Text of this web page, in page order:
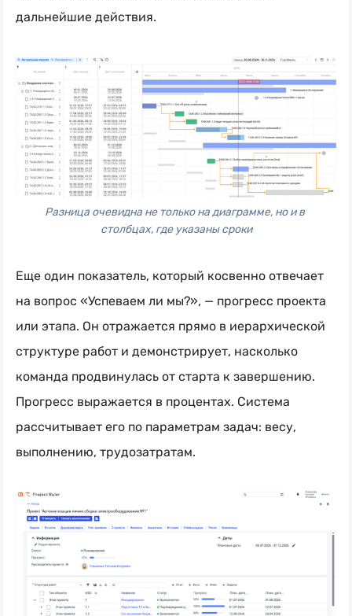
дальнейшие действия.
Разница очевидна не только на диаграмме, но и в
столбцах, где указаны сроки
Еще один показатель, который косвенно отвечает
на вопрос «Успеваем ли мы?», — прогресс проекта
или этапа. Он отражается прямо в иерархической
структуре работ и демонстрирует, насколько
команда продвинулась от старта к завершению.
Прогресс выражается в процентах. Система
рассчитывает его по параметрам задач: весу,
выполнению, трудозатратам.